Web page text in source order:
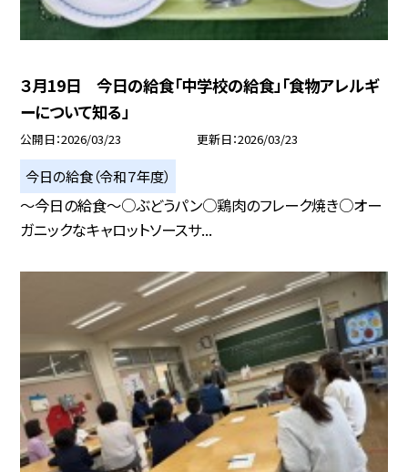
３月19日 今日の給食「中学校の給食」「食物アレルギ
ーについて知る」
公開日 2026/03/23 更新日 2026/03/23
今日の給食（令和７年度）
～今日の給食～○ぶどうパン○鶏肉のフレーク焼き○オー
ガニックなキャロットソースサ...